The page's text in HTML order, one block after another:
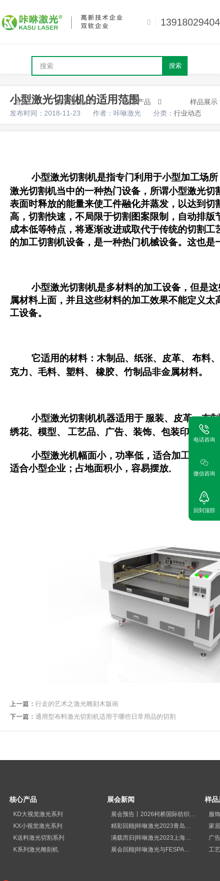
13918029404
搜索
首页 解决方案 核心产品 样品展示
小型激光切割机的适用范围
发布时间：2018-11-23 作者：咔咻激光 分类： 行业动态
小型激光切割机是指专门利用于小型加工场
激光切割机当中的一种热门设备，所谓小型激光切
表面时释放的能量来使工件融化并蒸发，以达到切
高，切割快速，不局限于切割图案限制，自动排版
成本低等特点，将逐渐改进或取代于传统的切割工
的加工切割机设备，是一种热门机械设备。这也是
小型激光切割机是多材料的加工设备，但是
属材料上面，并且这些材料的加工效果不能定义太
工设备。
它适用的材料：木制品、纸张、皮革、
布料、
克力、毛料、塑料、
橡胶、竹制品非金属材料。
小型激光切割机机器适用于 服装、皮革、布
绣花、模型、
工艺品、广告、装饰、包装印刷、
小型激光机幅面小，功率低，适合加工小件
适合小型企业；占地面积小，容易摆放。
上一篇： 行走的艺术之激光雕刻木版画
下一篇： 通用型布料激光切割机适用于哪些日常用品的切割
核心产品
KD大视觉激光系列
KX小视觉激光系列
K送料激光切割系列
K系列激光雕刻机
展会新闻
展会预告丨2026柯桥国际纺织品印花工业展览会
精彩回顾|咔咻激光2023青岛国际纺织品印花工业展览会再次出圈
满载而归|咔咻激光2023上海广印展精彩回顾！
展会回顾|咔咻激光与FESPA德国展直击现场
样品
服
家
广
工
电话咨询
微信咨询
回到顶部